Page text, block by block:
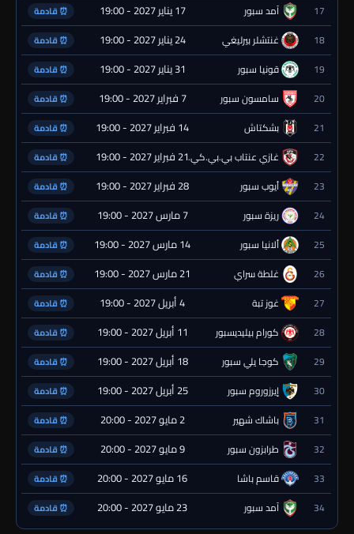
17 آمد سبور 17 يناير 2027 - 19:00 ⏰ قادمة
18 غنتشلر بيرليغي 24 يناير 2027 - 19:00 ⏰ قادمة
19 قونيا سبور 31 يناير 2027 - 19:00 ⏰ قادمة
20 سامسون سبور 7 فبراير 2027 - 19:00 ⏰ قادمة
21 بشكتاش 14 فبراير 2027 - 19:00 ⏰ قادمة
22 غازي عنتاب بي.بي.كي.21 فبراير 2027 - 19:00 ⏰ قادمة
23 أيوب سبور 28 فبراير 2027 - 19:00 ⏰ قادمة
24 ريزة سبور 7 مارس 2027 - 19:00 ⏰ قادمة
25 ألانيا سبور 14 مارس 2027 - 19:00 ⏰ قادمة
26 غلطة سراي 21 مارس 2027 - 19:00 ⏰ قادمة
27 غوز تبة 4 أبريل 2027 - 19:00 ⏰ قادمة
28 كورام بيليديسبور 11 أبريل 2027 - 19:00 ⏰ قادمة
29 كوجا يلي سبور 18 أبريل 2027 - 19:00 ⏰ قادمة
30 إيرزوروم سبور 25 أبريل 2027 - 19:00 ⏰ قادمة
31 باشاك شهير 2 مايو 2027 - 20:00 ⏰ قادمة
32 طرابزون سبور 9 مايو 2027 - 20:00 ⏰ قادمة
33 قاسم باشا 16 مايو 2027 - 20:00 ⏰ قادمة
34 آمد سبور 23 مايو 2027 - 20:00 ⏰ قادمة